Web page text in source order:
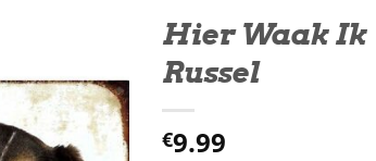
Hier Waak Ik
Russel
€9.99